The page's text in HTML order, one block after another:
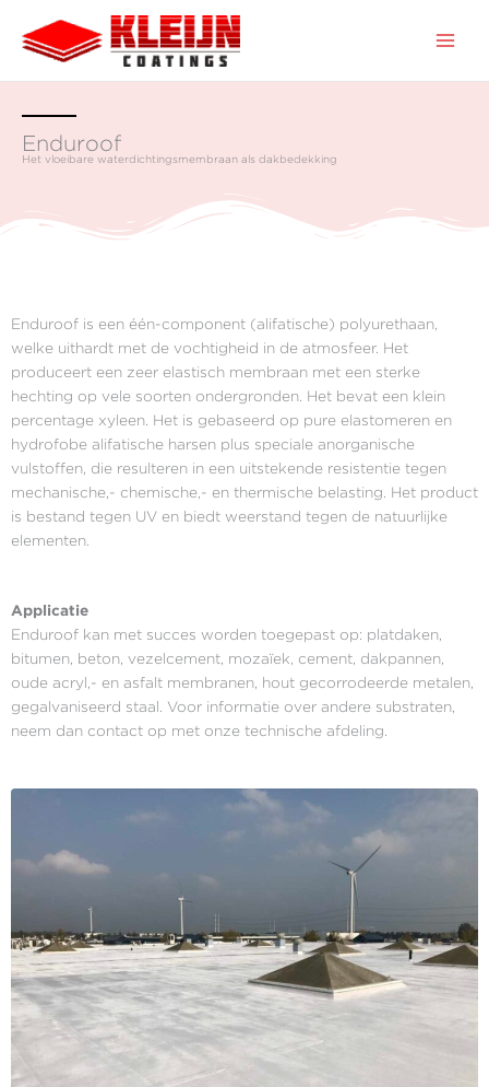
naar
inhoud
Enduroof
Het vloeibare waterdichtingsmembraan als dakbedekking
Enduroof is een één-component (alifatische) polyurethaan,
welke uithardt met de vochtigheid in de atmosfeer. Het
produceert een zeer elastisch membraan met een sterke
hechting op vele soorten ondergronden. Het bevat een klein
percentage xyleen. Het is gebaseerd op pure elastomeren en
hydrofobe alifatische harsen plus speciale anorganische
vulstoffen, die resulteren in een uitstekende resistentie tegen
mechanische,- chemische,- en thermische belasting. Het product
is bestand tegen UV en biedt weerstand tegen de natuurlijke
elementen.
Applicatie
Enduroof kan met succes worden toegepast op: platdaken,
bitumen, beton, vezelcement, mozaïek, cement, dakpannen,
oude acryl,- en asfalt membranen, hout gecorrodeerde metalen,
gegalvaniseerd staal. Voor informatie over andere substraten,
neem dan contact op met onze technische afdeling.